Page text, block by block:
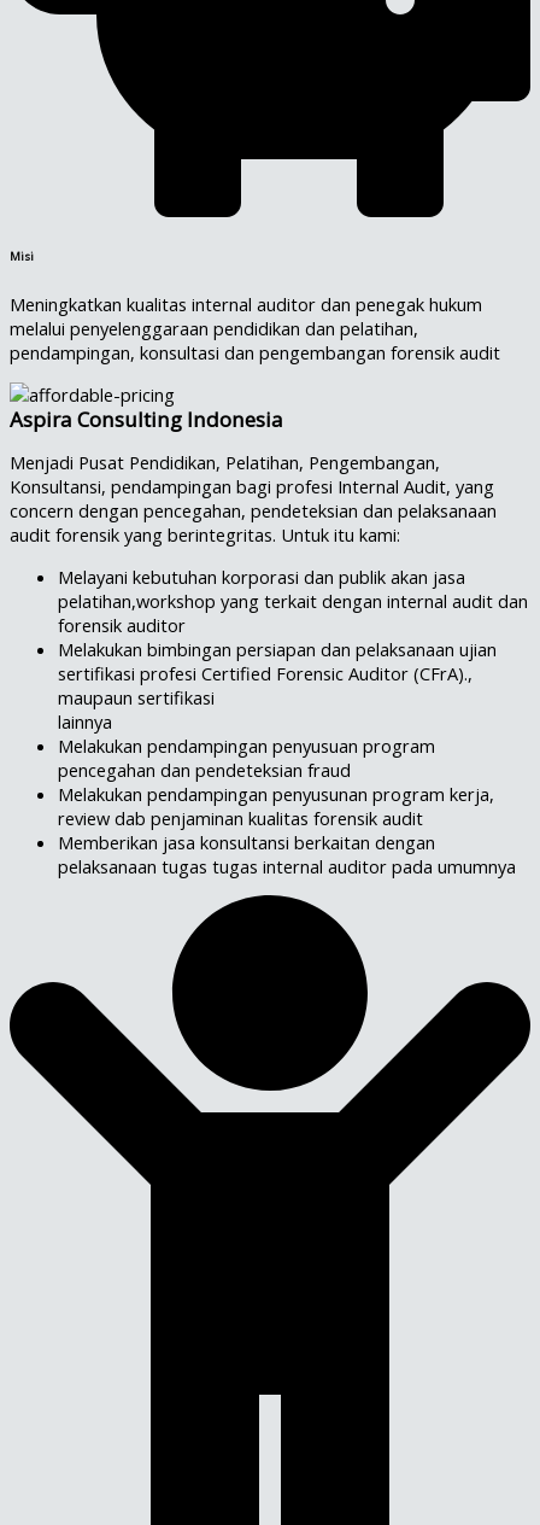
Misi
Meningkatkan kualitas internal auditor dan penegak hukum
melalui penyelenggaraan pendidikan dan pelatihan,
pendampingan, konsultasi dan pengembangan forensik audit
Aspira Consulting Indonesia
Menjadi Pusat Pendidikan, Pelatihan, Pengembangan,
Konsultansi, pendampingan bagi profesi Internal Audit, yang
concern dengan pencegahan, pendeteksian dan pelaksanaan
audit forensik yang berintegritas. Untuk itu kami:
Melayani kebutuhan korporasi dan publik akan jasa
pelatihan,workshop yang terkait dengan internal audit dan
forensik auditor
Melakukan bimbingan persiapan dan pelaksanaan ujian
sertifikasi profesi Certified Forensic Auditor (CFrA).,
maupaun sertifikasi
lainnya
Melakukan pendampingan penyusuan program
pencegahan dan pendeteksian fraud
Melakukan pendampingan penyusunan program kerja,
review dab penjaminan kualitas forensik audit
Memberikan jasa konsultansi berkaitan dengan
pelaksanaan tugas tugas internal auditor pada umumnya